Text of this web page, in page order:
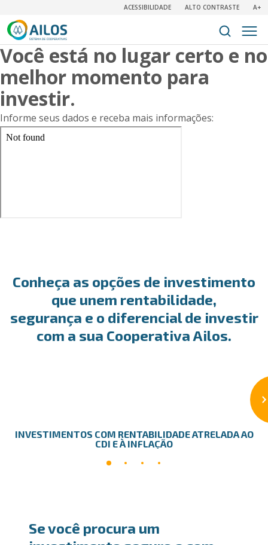
ACESSIBILIDADE ALTO CONTRASTE A+
Você está no lugar certo e no
melhor momento para
investir.
Informe seus dados e receba mais informações:
Conheça as opções de investimento
que unem rentabilidade,
segurança e o diferencial de investir
com a sua Cooperativa Ailos.
INVESTIMENTOS COM RENTABILIDADE ATRELADA AO
CDI E À INFLAÇÃO
Se você procura um